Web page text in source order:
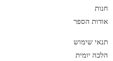
חנות
אודות הספר
תנאי שימוש
הלכה יומית